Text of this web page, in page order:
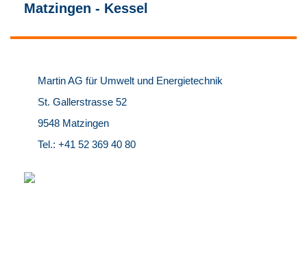
Matzingen - Kessel
Martin AG für Umwelt und Energietechnik
St. Gallerstrasse 52
9548 Matzingen
Tel.: +41 52 369 40 80